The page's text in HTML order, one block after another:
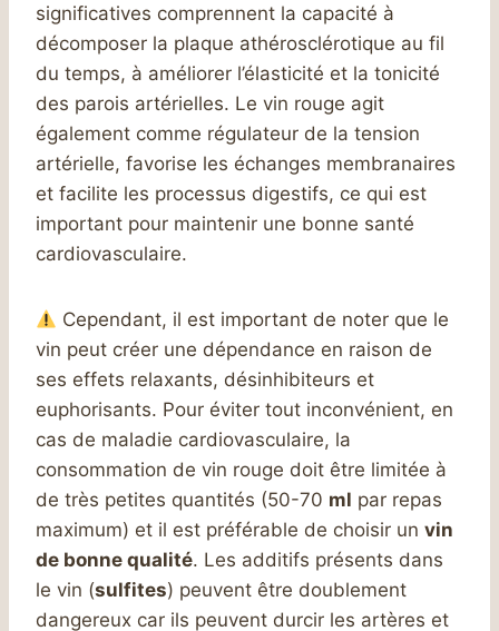
significatives comprennent la capacité à
décomposer la plaque athérosclérotique au fil
du temps, à améliorer l’élasticité et la tonicité
des parois artérielles. Le vin rouge agit
également comme régulateur de la tension
artérielle, favorise les échanges membranaires
et facilite les processus digestifs, ce qui est
important pour maintenir une bonne santé
cardiovasculaire.
Cependant, il est important de noter que le
vin peut créer une dépendance en raison de
ses effets relaxants, désinhibiteurs et
euphorisants. Pour éviter tout inconvénient, en
cas de maladie cardiovasculaire, la
consommation de vin rouge doit être limitée à
de très petites quantités (50-70 ml par repas
maximum) et il est préférable de choisir un vin
de bonne qualité. Les additifs présents dans
le vin (sulfites) peuvent être doublement
dangereux car ils peuvent durcir les artères et